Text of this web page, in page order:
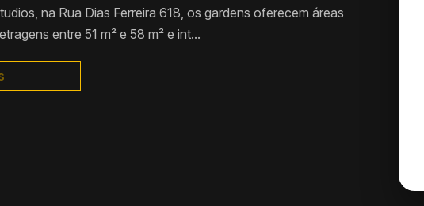
na Rua Dias Ferreira 618, os gardens oferecem áreas
entre 51 m² e 58 m² e int...